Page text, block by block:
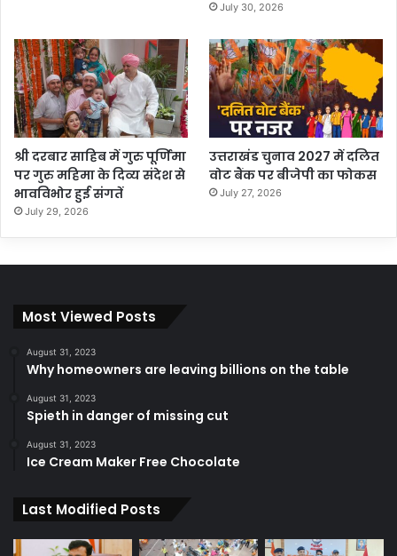
July 30, 2026
श्री दरबार साहिब में गुरु पूर्णिमा
पर गुरु महिमा के दिव्य संदेश से
भावविभोर हुई संगतें
July 29, 2026
उत्तराखंड चुनाव 2027 में दलित
वोट बैंक पर बीजेपी का फोकस
July 27, 2026
Most Viewed Posts
August 31, 2023
Why homeowners are leaving billions on the table
August 31, 2023
Spieth in danger of missing cut
August 31, 2023
Ice Cream Maker Free Chocolate
Last Modified Posts